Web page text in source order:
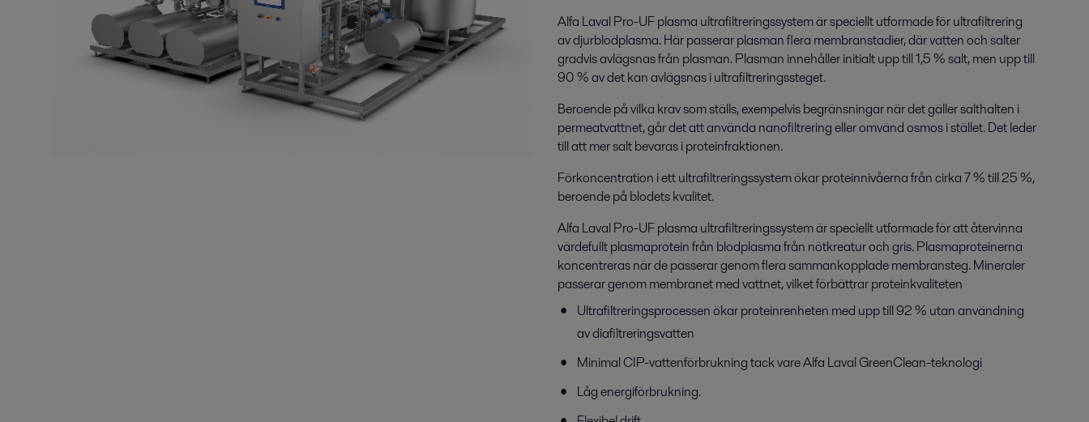
Alfa Laval Pro-UF plasma ultrafiltreringssystem är speciellt utformade för ultrafiltrering
av djurblodplasma. Här passerar plasman flera membranstadier, där vatten och salter
gradvis avlägsnas från plasman. Plasman innehåller initialt upp till 1,5 % salt, men upp till
90 % av det kan avlägsnas i ultrafiltreringssteget.
Beroende på vilka krav som ställs, exempelvis begränsningar när det gäller salthalten i
permeatvattnet, går det att använda nanofiltrering eller omvänd osmos i stället. Det leder
till att mer salt bevaras i proteinfraktionen.
Förkoncentration i ett ultrafiltreringssystem ökar proteinnivåerna från cirka 7 % till 25 %,
beroende på blodets kvalitet.
Alfa Laval Pro-UF plasma ultrafiltreringssystem är speciellt utformade för att återvinna
värdefullt plasmaprotein från blodplasma från nötkreatur och gris. Plasmaproteinerna
koncentreras när de passerar genom flera sammankopplade membransteg. Mineraler
passerar genom membranet med vattnet, vilket förbättrar proteinkvaliteten
Ultrafiltreringsprocessen ökar proteinrenheten med upp till 92 % utan användning
av diafiltreringsvatten
Minimal CIP-vattenförbrukning tack vare Alfa Laval GreenClean-teknologi
Låg energiförbrukning.